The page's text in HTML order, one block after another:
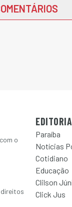
o
Paraíba
Notícias
Cotidiano
Educação
Clilson
Click Jus